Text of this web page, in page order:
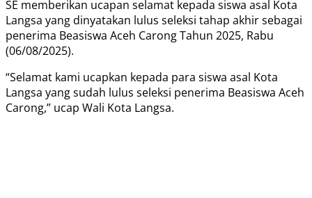
SE memberikan ucapan selamat kepada siswa asal Kota
Langsa yang dinyatakan lulus seleksi tahap akhir sebagai
penerima Beasiswa Aceh Carong Tahun 2025, Rabu
(06/08/2025).
“Selamat kami ucapkan kepada para siswa asal Kota
Langsa yang sudah lulus seleksi penerima Beasiswa Aceh
Carong,” ucap Wali Kota Langsa.